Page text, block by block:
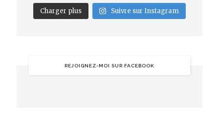
Charger plus Suivre sur Instagram
REJOIGNEZ-MOI SUR FACEBOOK